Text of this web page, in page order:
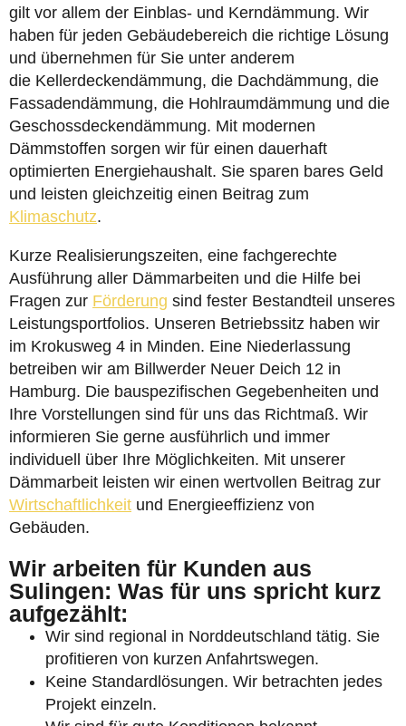
gilt vor allem der Einblas- und Kerndämmung. Wir
haben für jeden Gebäudebereich die richtige Lösung
und übernehmen für Sie unter anderem
die Kellerdeckendämmung, die Dachdämmung, die
Fassadendämmung, die Hohlraumdämmung und die
Geschossdeckendämmung. Mit modernen
Dämmstoffen sorgen wir für einen dauerhaft
optimierten Energiehaushalt. Sie sparen bares Geld
und leisten gleichzeitig einen Beitrag zum
Klimaschutz.
Kurze Realisierungszeiten, eine fachgerechte
Ausführung aller Dämmarbeiten und die Hilfe bei
Fragen zur Förderung sind fester Bestandteil unseres
Leistungsportfolios. Unseren Betriebssitz haben wir
im Krokusweg 4 in Minden. Eine Niederlassung
betreiben wir am Billwerder Neuer Deich 12 in
Hamburg. Die bauspezifischen Gegebenheiten und
Ihre Vorstellungen sind für uns das Richtmaß. Wir
informieren Sie gerne ausführlich und immer
individuell über Ihre Möglichkeiten. Mit unserer
Dämmarbeit leisten wir einen wertvollen Beitrag zur
Wirtschaftlichkeit und Energieeffizienz von
Gebäuden.
Wir arbeiten für Kunden aus
Sulingen: Was für uns spricht kurz
aufgezählt:
Wir sind regional in Norddeutschland tätig. Sie
profitieren von kurzen Anfahrtswegen.
Keine Standardlösungen. Wir betrachten jedes
Projekt einzeln.